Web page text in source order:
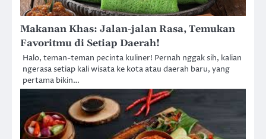
Makanan Khas: Jalan-jalan Rasa, Temukan
Favoritmu di Setiap Daerah!
Halo, teman-teman pecinta kuliner! Pernah nggak sih, kalian
ngerasa setiap kali wisata ke kota atau daerah baru, yang
pertama bikin…